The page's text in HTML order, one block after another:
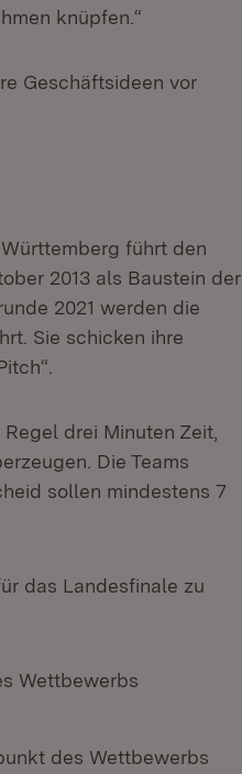
knüpfen.“
Geschäftsideen vor
führt den
2013 als Baustein der
2021 werden die
Sie schicken ihre
drei Minuten Zeit,
Die Teams
sollen mindestens 7
das Landesfinale zu
Wettbewerbs
des Wettbewerbs